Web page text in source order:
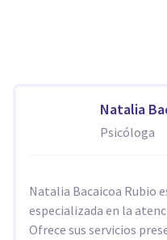
Natalia
Psicóloga
Natalia Bacaicoa Rubio
especializada en la
Ofrece sus servicios